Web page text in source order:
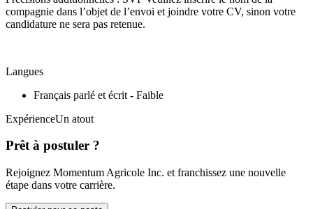
compagnie dans l’objet de l’envoi et joindre votre CV, sinon votre
candidature ne sera pas retenue.
Langues
Français parlé et écrit - Faible
ExpérienceUn atout
Prêt à postuler ?
Rejoignez Momentum Agricole Inc. et franchissez une nouvelle
étape dans votre carrière.